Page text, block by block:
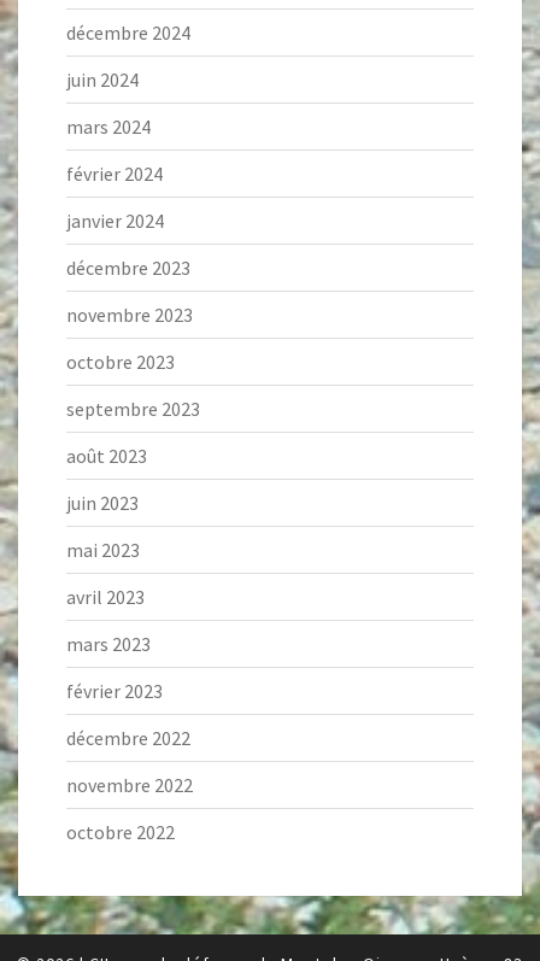
décembre 2024
juin 2024
mars 2024
février 2024
janvier 2024
décembre 2023
novembre 2023
octobre 2023
septembre 2023
août 2023
juin 2023
mai 2023
avril 2023
mars 2023
février 2023
décembre 2022
novembre 2022
octobre 2022